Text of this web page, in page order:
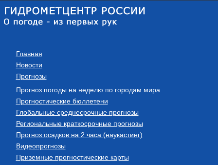
Главная
Новости
Прогнозы
Прогноз погоды на неделю по городам мира
Прогностические бюллетени
Глобальные среднесрочные прогнозы
Региональные краткосрочные прогнозы
Прогноз осадков на 2 часа (наукастинг)
Видеопрогнозы
Приземные прогностические карты